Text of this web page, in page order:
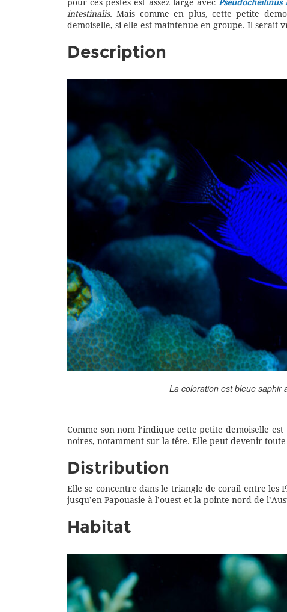
pour ces pestes est assez large avecPseudocheilinus
intestinalis. Mais comme en plus, cette petite
demoiselle, si elle est maintenue en groupe. Il serait
Description
La coloration est bleue saphir
Comme son nom l’indique cette petite demoiselle
noires, notamment sur la tête. Elle peut devenir toute
Distribution
Elle se concentre dans le triangle de corail entre les
jusqu’en Papouasie à l’ouest et la pointe nord de
Habitat